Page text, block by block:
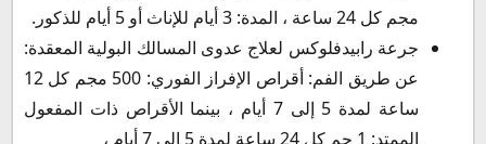
مجم كل 24 ساعة ، المدة: 3 أيام للإناث أو 5 أيام للذكور.
جرعة رابيدفلوكس لعلاج عدوى المسالك البولية المعقدة:
عن طريق الفم: أقراص الإفراز الفوري: 500 مجم كل 12
ساعة لمدة 5 إلى 7 أيام ، بينما الأقراص ذات المفعول
الممتد: 1 جم كل 24 ساعة لمدة 5 إلى 7 أيام ،